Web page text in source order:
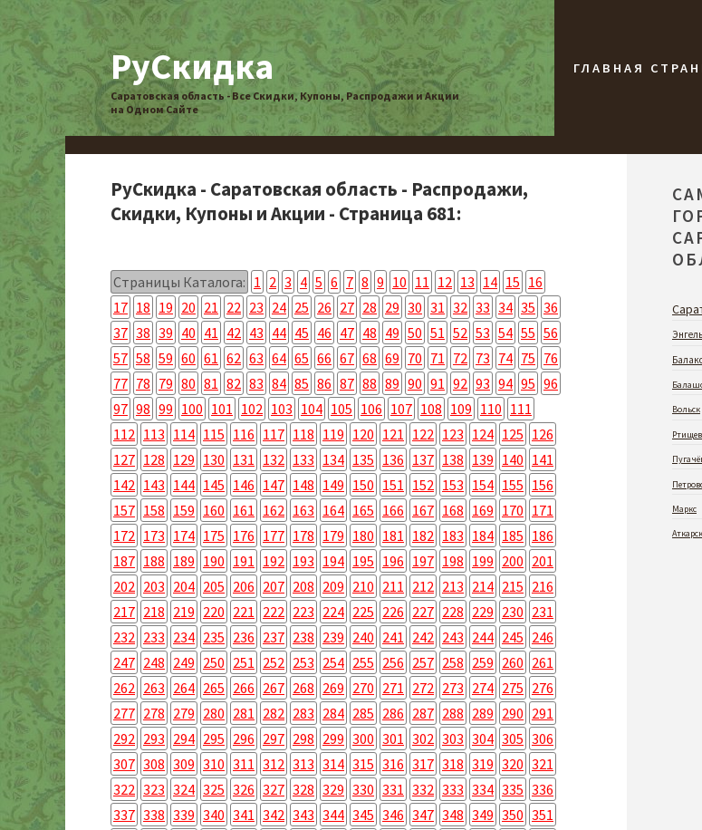
РуСкидка
Саратовская область - Все Скидки, Купоны, Распродажи и Акции
на Одном Сайте
ГЛАВНАЯ
РуСкидка - Саратовская область - Распродажи,
Скидки, Купоны и Акции - Страница 681:
Страницы Каталога: 1 2 3 4 5 6 7 8 9 10 11 12 13 14 15 16
17 18 19 20 21 22 23 24 25 26 27 28 29 30 31 32 33 34 35 36
37 38 39 40 41 42 43 44 45 46 47 48 49 50 51 52 53 54 55 56
57 58 59 60 61 62 63 64 65 66 67 68 69 70 71 72 73 74 75 76
77 78 79 80 81 82 83 84 85 86 87 88 89 90 91 92 93 94 95 96
97 98 99 100 101 102 103 104 105 106 107 108 109 110 111
112 113 114 115 116 117 118 119 120 121 122 123 124 125 126
127 128 129 130 131 132 133 134 135 136 137 138 139 140 141
142 143 144 145 146 147 148 149 150 151 152 153 154 155 156
157 158 159 160 161 162 163 164 165 166 167 168 169 170 171
172 173 174 175 176 177 178 179 180 181 182 183 184 185 186
187 188 189 190 191 192 193 194 195 196 197 198 199 200 201
202 203 204 205 206 207 208 209 210 211 212 213 214 215 216
217 218 219 220 221 222 223 224 225 226 227 228 229 230 231
232 233 234 235 236 237 238 239 240 241 242 243 244 245 246
247 248 249 250 251 252 253 254 255 256 257 258 259 260 261
262 263 264 265 266 267 268 269 270 271 272 273 274 275 276
277 278 279 280 281 282 283 284 285 286 287 288 289 290 291
292 293 294 295 296 297 298 299 300 301 302 303 304 305 306
307 308 309 310 311 312 313 314 315 316 317 318 319 320 321
322 323 324 325 326 327 328 329 330 331 332 333 334 335 336
337 338 339 340 341 342 343 344 345 346 347 348 349 350 351
Вольск
Маркс
Аткарск